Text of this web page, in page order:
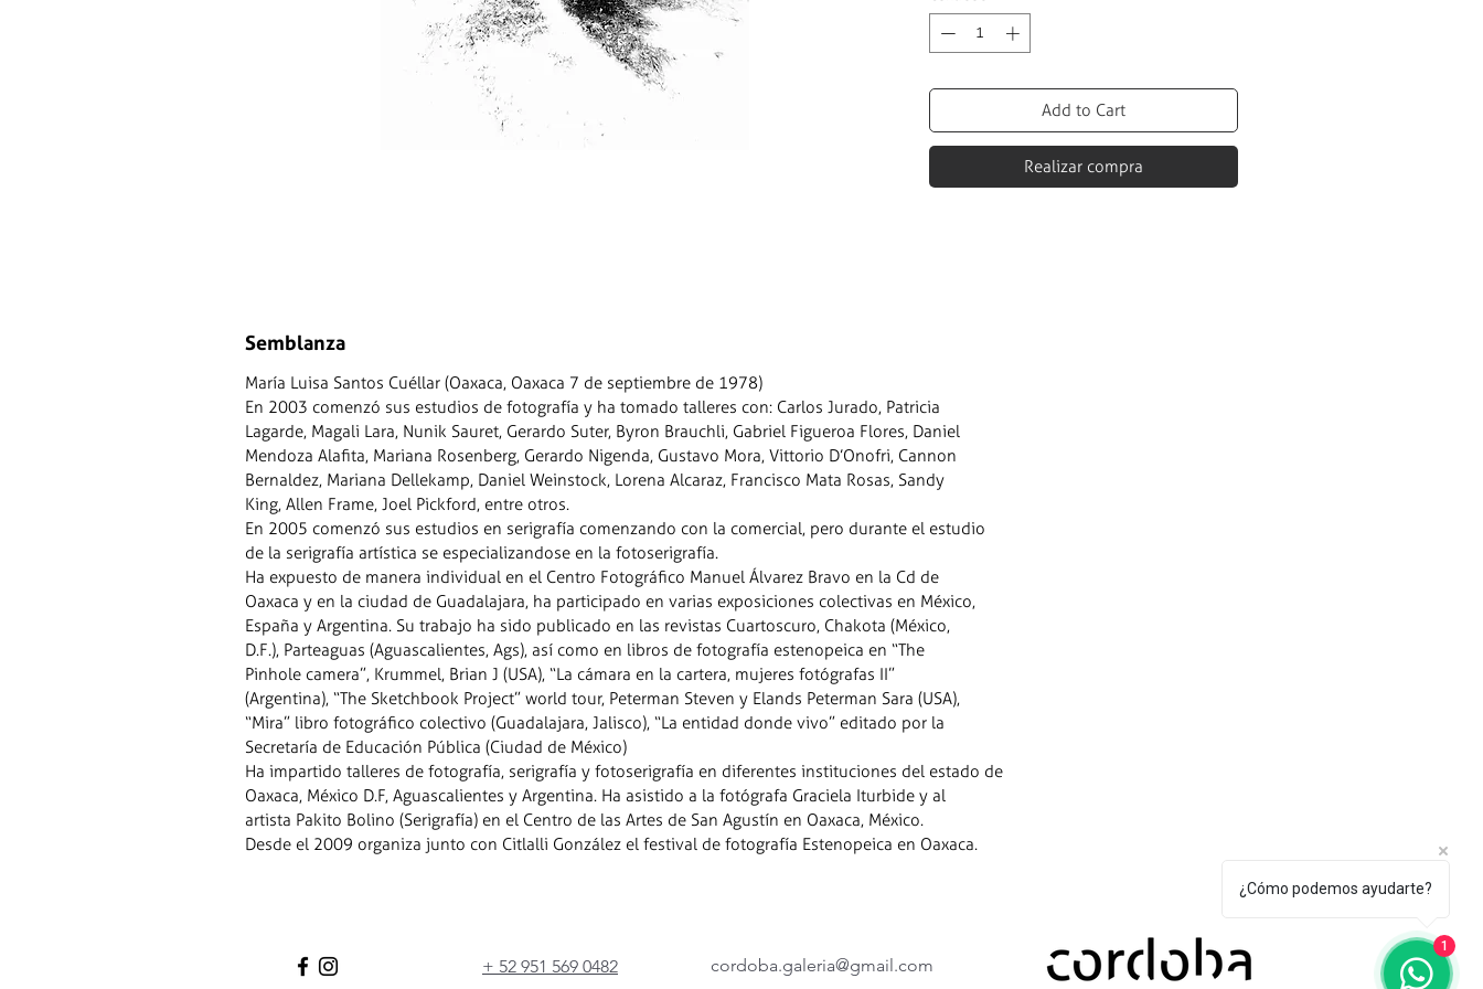
Add to Cart
Realizar compra
Semblanza
María Luisa Santos Cuéllar (Oaxaca, Oaxaca 7 de septiembre de 1978)
En 2003 comenzó sus estudios de fotografía y ha tomado talleres con: Carlos Jurado, Patricia
Lagarde, Magali Lara, Nunik Sauret, Gerardo Suter, Byron Brauchli, Gabriel Figueroa Flores, Daniel
Mendoza Alafita, Mariana Rosenberg, Gerardo Nigenda, Gustavo Mora, Vittorio D’Onofri, Cannon
Bernaldez, Mariana Dellekamp, Daniel Weinstock, Lorena Alcaraz, Francisco Mata Rosas, Sandy
King, Allen Frame, Joel Pickford, entre otros.
En 2005 comenzó sus estudios en serigrafía comenzando con la comercial, pero durante el estudio
de la serigrafía artística se especializandose en la fotoserigrafía.
Ha expuesto de manera individual en el Centro Fotográfico Manuel Álvarez Bravo en la Cd de
Oaxaca y en la ciudad de Guadalajara, ha participado en varias exposiciones colectivas en México,
España y Argentina. Su trabajo ha sido publicado en las revistas Cuartoscuro, Chakota (México,
D.F.), Parteaguas (Aguascalientes, Ags), así como en libros de fotografía estenopeica en “The
Pinhole camera”, Krummel, Brian J (USA), “La cámara en la cartera, mujeres fotógrafas II”
(Argentina), “The Sketchbook Project” world tour, Peterman Steven y Elands Peterman Sara (USA),
“Mira” libro fotográfico colectivo (Guadalajara, Jalisco), “La entidad donde vivo” editado por la
Secretaría de Educación Pública (Ciudad de México)
Ha impartido talleres de fotografía, serigrafía y fotoserigrafía en diferentes instituciones del estado de
Oaxaca, México D.F, Aguascalientes y Argentina. Ha asistido a la fotógrafa Graciela Iturbide y al
artista Pakito Bolino (Serigrafía) en el Centro de las Artes de San Agustín en Oaxaca, México.
Desde el 2009 organiza junto con Citlalli González el festival de fotografía Estenopeica en Oaxaca.
+ 52 951 569 0482 cordoba.galeria@gmail.com
¿Cómo podemos ayudarte?
1